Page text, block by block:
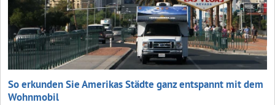
So erkunden Sie Amerikas Städte ganz entspannt mit dem
Wohnmobil